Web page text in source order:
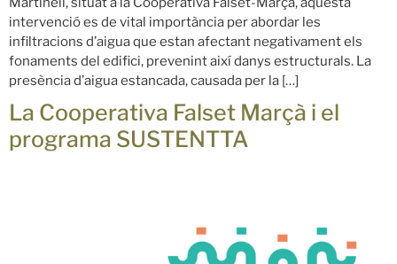
intervenció es de vital importància per abordar les
infiltracions d’aigua que estan afectant negativament els
fonaments del edifici, prevenint així danys estructurals. La
presència d’aigua estancada, causada per la […]
La Cooperativa Falset Marçà i el
programa SUSTENTTA